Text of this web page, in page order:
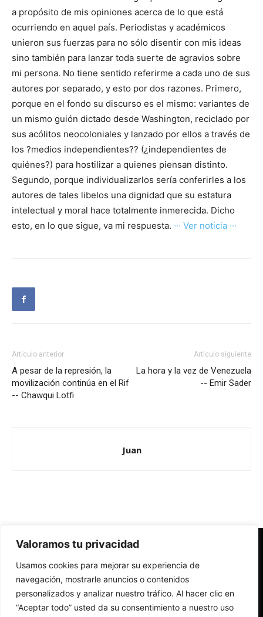
Valoramos tu privacidad
Usamos cookies para mejorar su experiencia de
navegación, mostrarle anuncios o contenidos
personalizados y analizar nuestro tráfico. Al hacer clic en
“Aceptar todo” usted da su consentimiento a nuestro uso
a propósito de mis opiniones acerca de lo que está
ocurriendo en aquel país. Periodistas y académicos
unieron sus fuerzas para no sólo disentir con mis ideas
sino también para lanzar toda suerte de agravios sobre
mi persona. No tiene sentido referirme a cada uno de sus
autores por separado, y esto por dos razones. Primero,
porque en el fondo su discurso es el mismo: variantes de
un mismo guión dictado desde Washington, reciclado por
sus acólitos neocoloniales y lanzado por ellos a través de
los ?medios independientes?? (¿independientes de
quiénes?) para hostilizar a quienes piensan distinto.
Segundo, porque individualizarlos sería conferirles a los
autores de tales libelos una dignidad que su estatura
intelectual y moral hace totalmente inmerecida. Dicho
esto, en lo que sigue, va mi respuesta. ··· Ver noticia ···
Artículo anterior
A pesar de la represión, la
movilización continúa en el Rif
-- Chawqui Lotfi
Artículo siguiente
La hora y la vez de Venezuela
-- Emir Sader
Juan
Redes Cristianas
Una mirada alternativa sobre la Iglesia católica y la sociedad
- Colectivos de Redes Cristianas